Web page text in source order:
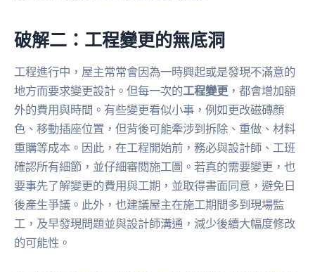
破解二：工程變更的無底洞
工程進行中，屋主常常會因為一時興起或是發現不滿意的
地方而要求變更設計。但每一次的工程變更 ，都會增加額
外的費用與時間。有些變更看似小事，例如更改磁磚顏
色、移動插座位置，但背後可能牽涉到拆除、重做、材料
重購等成本。因此，在工程開始前，務必與設計師、工班
確認所有細節，並仔細審閱施工圖。若真的需要變更，也
要事先了解變更的費用與工期，並取得書面同意，避免日
後產生爭議。此外，也建議屋主在施工期間多到現場監
工，及早發現問題並與設計師溝通，減少後續大幅度修改
的可能性。